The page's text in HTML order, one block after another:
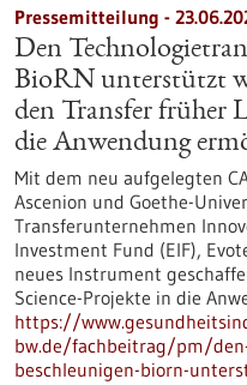
Pressemitteilung -
Den
BioRN unterstützt
den Transfer früher
die Anwendung
Mit dem neu aufgelegten
Ascenion und Goethe-
Transferunternehmen
Investment Fund (EIF),
neues Instrument
Science-Projekte in die
https://
bw.de/fachbeitrag/pm/
beschleunigen-biorn-